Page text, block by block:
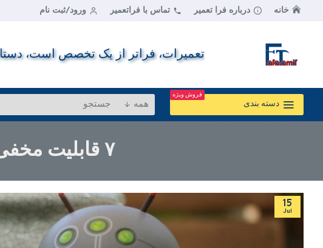
خانه درباره فرا تعمیر تماس با فراتعمیر ورود/ثبت نام
تعمیرات، فراتر از یک تخصص است،
دسته بندی
فروش ویژه
همه
۷ قابلیت مخفی اندروید که نمی دانستید(بخش اول)
15
Jul